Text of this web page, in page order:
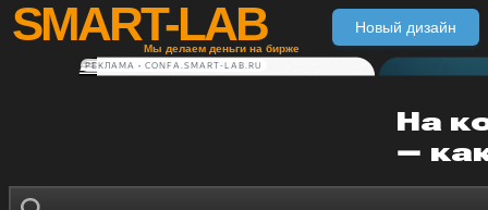
SMART-LAB
Мы делаем деньги на бирже
Новый дизайн
РЕКЛАМА • CONFA.SMART-LAB.RU